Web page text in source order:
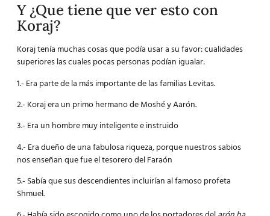
Y ¿Que tiene que ver esto con
Koraj?
Koraj tenía muchas cosas que podía usar a su favor: cualidades
superiores las cuales pocas personas podían igualar:
1.- Era parte de la más importante de las familias Levitas.
2.- Koraj era un primo hermano de Moshé y Aarón.
3.- Era un hombre muy inteligente e instruido
4.- Era dueño de una fabulosa riqueza, porque nuestros sabios
nos enseñan que fue el tesorero del Faraón
5.- Sabía que sus descendientes incluirían al famoso profeta
Shmuel.